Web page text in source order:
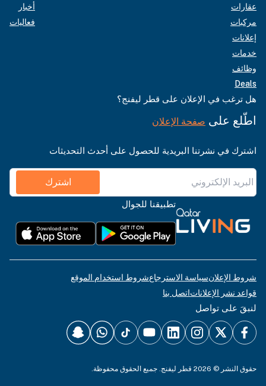
عقارات
مركبات
إعلانات
خدمات
وظائف
Deals
أخبار
فعاليات
هل ترغب في الإعلان على قطر ليفنج؟
اطّلع على صفحة الإعلان
اشترك في نشرتنا البريدية للحصول على أحدث التحديثات
اشترك
تطبيقنا للجوال
شروط الإعلانسياسة الاسترجاعشروط استخدام الموقع
قواعد نشر الإعلاناتاتصل بنا
لنبقَ على تواصل
حقوق النشر © 2026 قطر ليفنج. جميع الحقوق محفوظة.